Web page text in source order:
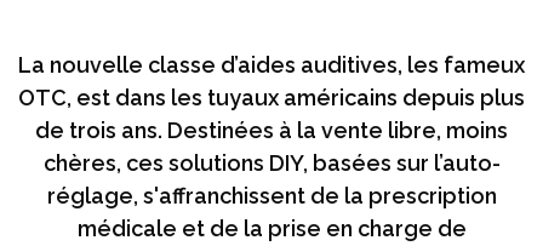
La nouvelle classe d’aides auditives, les fameux
OTC, est dans les tuyaux américains depuis plus
de trois ans. Destinées à la vente libre, moins
chères, ces solutions DIY, basées sur l’auto-
réglage, s'affranchissent de la prescription
médicale et de la prise en charge de